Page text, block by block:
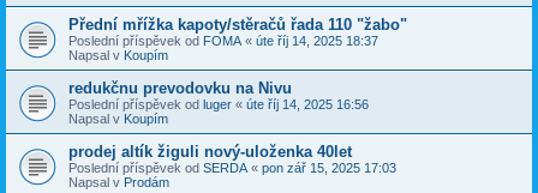
Přední mřížka kapoty/stěračů řada 110 "žabo"
Poslední příspěvek od FOMA « úte říj 14, 2025 18:37
Napsal v Koupím
redukčnu prevodovku na Nivu
Poslední příspěvek od luger « úte říj 14, 2025 16:56
Napsal v Koupím
prodej altík žiguli nový-uloženka 40let
Poslední příspěvek od SERDA « pon zář 15, 2025 17:03
Napsal v Prodám